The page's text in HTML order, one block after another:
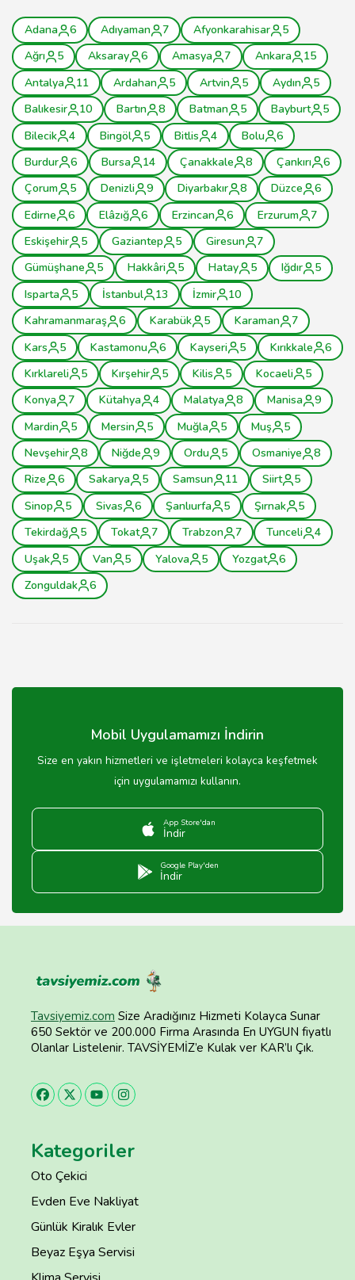
Adana 6 Adıyaman 7 Afyonkarahisar
5
Ağrı
5 Aksaray 6 Amasya 7 Ankara
15
Antalya
11 Ardahan 5 Artvin 5 Aydın
5
Balıkesir
10 Bartın 8 Batman 5 Bayburt
5
Bilecik
4 Bingöl 5 Bitlis 4 Bolu
6
Burdur
6 Bursa 14 Çanakkale 8 Çankırı
6
Çorum
5 Denizli 9 Diyarbakır 8 Düzce
6
Edirne
6 Elâzığ 6 Erzincan 6 Erzurum
7
Eskişehir
5 Gaziantep 5 Giresun
7
Gümüşhane
5 Hakkâri 5 Hatay 5 Iğdır
5
Isparta
5 İstanbul 13 İzmir
10
Kahramanmaraş
6 Karabük 5 Karaman
7
Kars
5 Kastamonu 6 Kayseri 5 Kırıkkale
6
Kırklareli
5 Kırşehir 5 Kilis 5 Kocaeli
5
Konya
7 Kütahya 4 Malatya 8 Manisa
9
Mardin
5 Mersin 5 Muğla 5 Muş
5
Nevşehir
8 Niğde 9 Ordu 5 Osmaniye
8
Rize
6 Sakarya 5 Samsun 11 Siirt
5
Sinop
5 Sivas 6 Şanlıurfa 5 Şırnak
5
Tekirdağ
5 Tokat 7 Trabzon 7 Tunceli
4
Uşak
5 Van 5 Yalova 5 Yozgat
6
Zonguldak
6
Mobil Uygulamamızı İndirin
Size en yakın hizmetleri ve işletmeleri kolayca keşfetmek
için uygulamamızı kullanın.
App Store'dan
İndir
Google Play'den
İndir
Tavsiyemiz.com Size Aradığınız Hizmeti Kolayca Sunar
650 Sektör ve 200.000 Firma Arasında En UYGUN fiyatlı
Olanlar Listelenir. TAVSİYEMİZ’e Kulak ver KAR’lı Çık.
Kategoriler
Oto Çekici
Evden Eve Nakliyat
Günlük Kiralık Evler
Beyaz Eşya Servisi